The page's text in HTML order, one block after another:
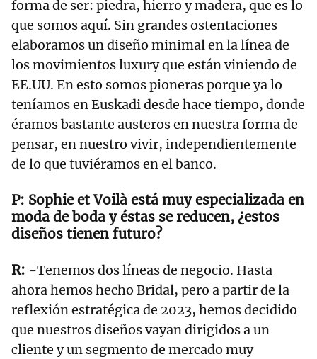
forma de ser: piedra, hierro y madera, que es lo
que somos aquí. Sin grandes ostentaciones
elaboramos un diseño minimal en la línea de
los movimientos luxury que están viniendo de
EE.UU. En esto somos pioneras porque ya lo
teníamos en Euskadi desde hace tiempo, donde
éramos bastante austeros en nuestra forma de
pensar, en nuestro vivir, independientemente
de lo que tuviéramos en el banco.
Sophie et Voilà está muy especializada en
moda de boda y éstas se reducen, ¿estos
diseños tienen futuro?
-Tenemos dos líneas de negocio. Hasta
ahora hemos hecho Bridal, pero a partir de la
reflexión estratégica de 2023, hemos decidido
que nuestros diseños vayan dirigidos a un
cliente y un segmento de mercado muy